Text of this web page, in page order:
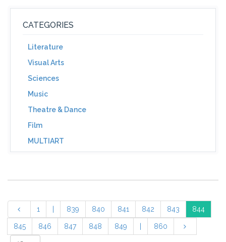
CATEGORIES
Literature
Visual Arts
Sciences
Music
Theatre & Dance
Film
MULTIART
1 839 840 841 842 843 844
845 846 847 848 849 860